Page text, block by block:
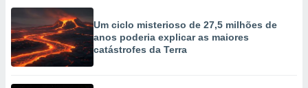
Um ciclo misterioso de 27,5 milhões de
anos poderia explicar as maiores
catástrofes da Terra